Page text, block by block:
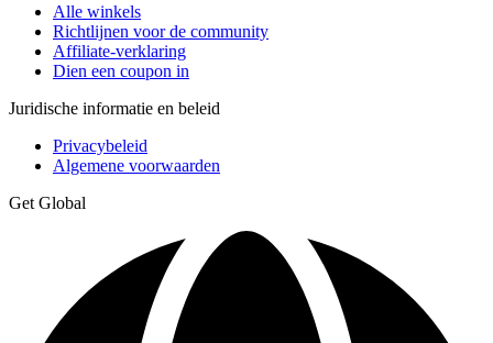
Alle winkels
Richtlijnen voor de community
Affiliate-verklaring
Dien een coupon in
Juridische informatie en beleid
Privacybeleid
Algemene voorwaarden
Get Global